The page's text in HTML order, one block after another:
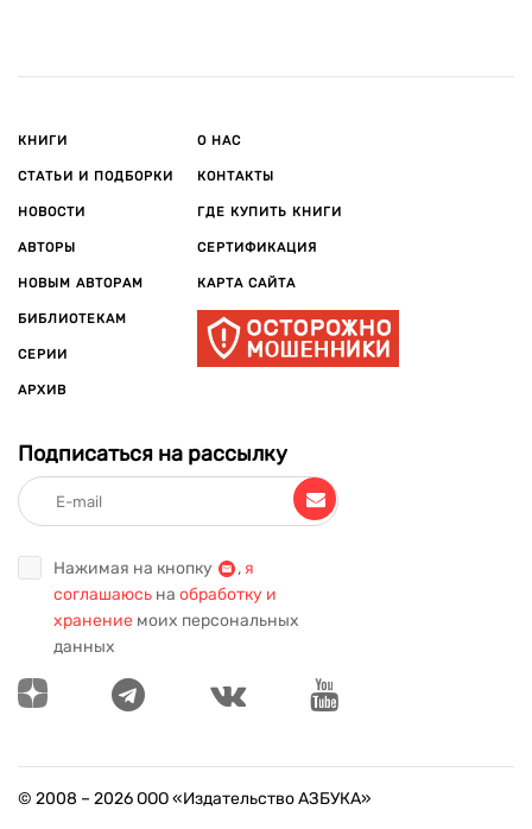
КНИГИ
СТАТЬИ И ПОДБОРКИ
НОВОСТИ
АВТОРЫ
НОВЫМ АВТОРАМ
БИБЛИОТЕКАМ
СЕРИИ
АРХИВ
О НАС
КОНТАКТЫ
ГДЕ КУПИТЬ КНИГИ
СЕРТИФИКАЦИЯ
КАРТА САЙТА
Подписаться на рассылку
Нажимая на кнопку , я
соглашаюсь на обработку и
хранение моих персональных
данных
© 2008 – 2026ООО «Издательство АЗБУКА»